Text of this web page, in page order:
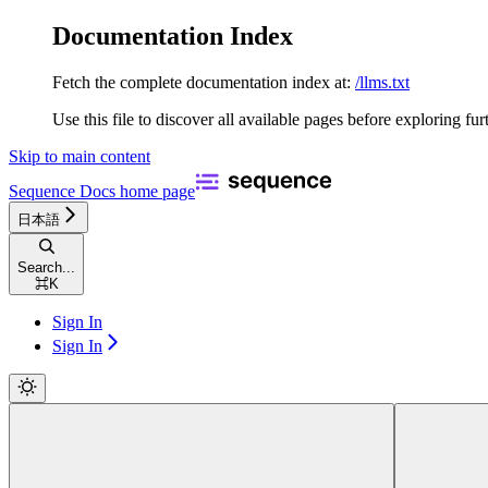
Documentation Index
Fetch the complete documentation index at: /llms.txt
Use this file to discover all available pages before exploring
Skip to main content
Sequence Docs home page
日本語
Search...
⌘K
Sign In
Sign In